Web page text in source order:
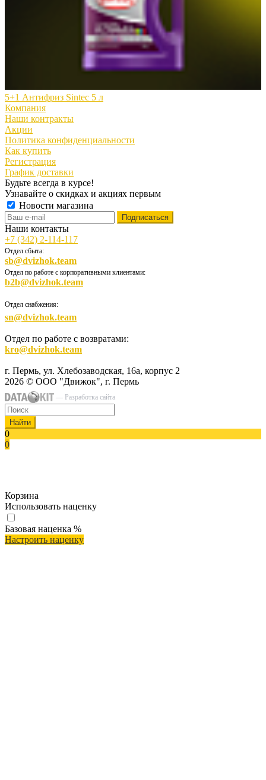
5+1 Антифриз Sintec 5 л
Компания
Наши контракты
Акции
Политика конфиденциальности
Как купить
Регистрация
График доставки
Будьте всегда в курсе!
Узнавайте о скидках и акциях первым
Новости магазина
Наши контакты
+7 (342) 2-114-117
Отдел сбыта:
sb@dvizhok.team
Отдел по работе с корпоративными клиентами:
b2b@dvizhok.team
Отдел снабжения:
sn@dvizhok.team
Отдел по работе с возвратами:
kro@dvizhok.team
г. Пермь, ул. Хлебозаводская, 16а, корпус 2
2026 © ООО "Движок", г. Пермь
— Разработка сайта
Найти
0
0
Корзина
Использовать наценку
Базовая наценка %
Настроить наценку